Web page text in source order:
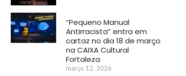
“Pequeno Manual
Antirracista” entra em
cartaz no dia 18 de março
na CAIXA Cultural
Fortaleza
março 12, 2026